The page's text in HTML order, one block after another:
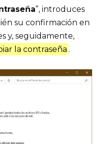
”, introduces
su confirmación en
y, seguidamente,
la contraseña .